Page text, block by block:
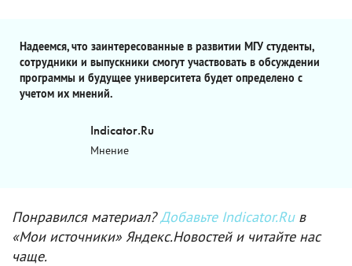
Надеемся, что заинтересованные в развитии МГУ студенты,
сотрудники и выпускники смогут участвовать в обсуждении
программы и будущее университета будет определено с
учетом их мнений.
Indicator.Ru
Мнение
Понравился материал?Добавьте Indicator.Ruв
«Мои источники» Яндекс.Новостей и читайте нас
чаще.